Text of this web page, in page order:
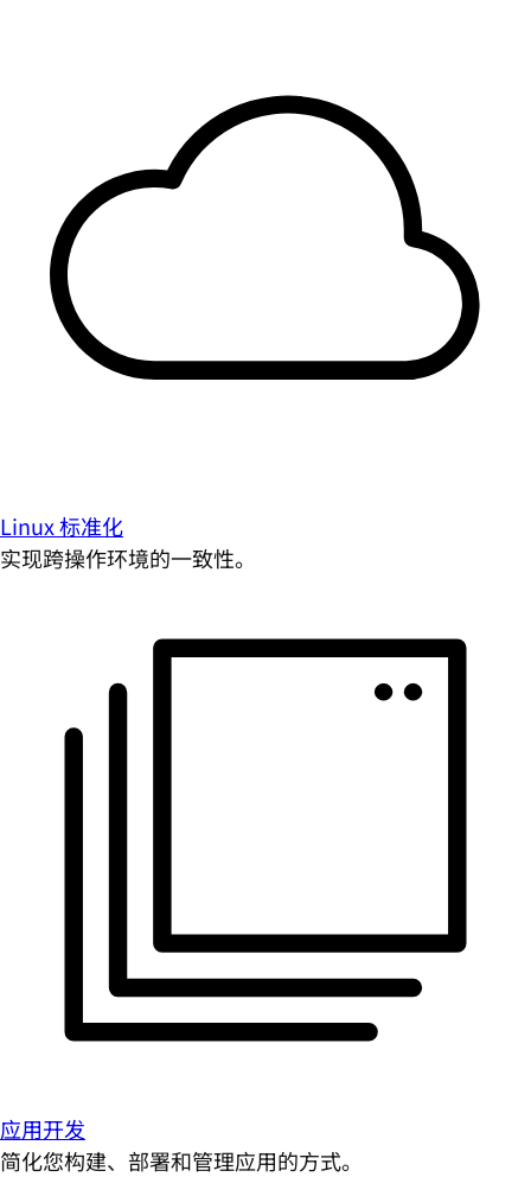
Linux 标准化
实现跨操作环境的一致性。
应用开发
简化您构建、部署和管理应用的方式。